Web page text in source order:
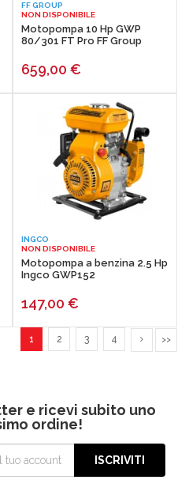
FF GROUP
NON DISPONIBILE
Motopompa 10 Hp GWP
80/301 FT Pro FF Group
659,00 €
INGCO
NON DISPONIBILE
Motopompa a benzina 2.5 Hp
Ingco GWP152
147,00 €
1 2 3 4 >>
e ricevi subito uno
ordine!
ISCRIVITI